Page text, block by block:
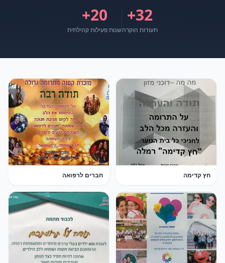
32
+
תעודות הוקרה
20+
שנות פעילות קהילתית
חץ קדימה חברים לרפואה